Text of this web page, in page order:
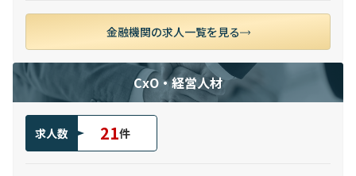
金融機関の求人一覧を見る
CxO・経営人材
求人数 21件